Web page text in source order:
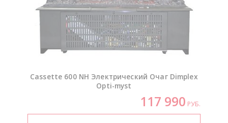
Cassette 600 NH Электрический Очаг Dimplex
Opti-myst
117 990 РУБ.